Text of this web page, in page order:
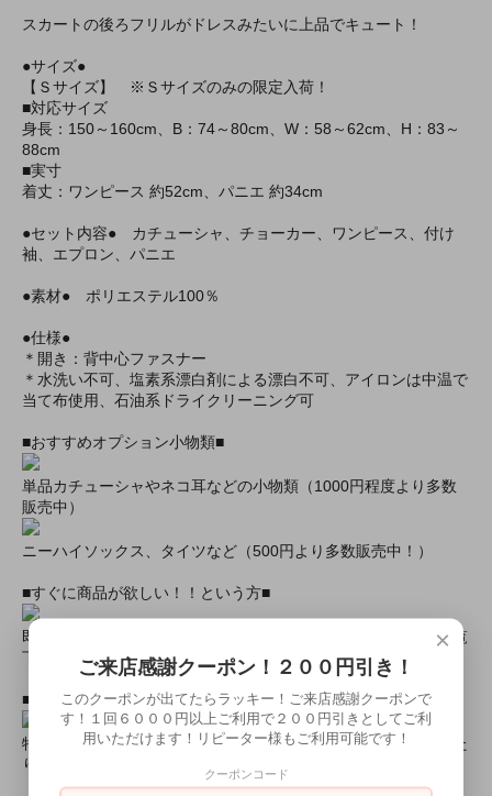
スカートの後ろフリルがドレスみたいに上品でキュート！
●サイズ●
【Ｓサイズ】 ※Ｓサイズのみの限定入荷！
■対応サイズ
身長：150～160cm、B：74～80cm、W：58～62cm、H：83～
88cm
■実寸
着丈：ワンピース 約52cm、パニエ 約34cm
●セット内容● カチューシャ、チョーカー、ワンピース、付け
袖、エプロン、パニエ
●素材● ポリエステル100％
●仕様●
＊開き：背中心ファスナー
＊水洗い不可、塩素系漂白剤による漂白不可、アイロンは中温で
当て布使用、石油系ドライクリーニング可
■おすすめオプション小物類■
単品カチューシャやネコ耳などの小物類（1000円程度より多数
販売中）
ニーハイソックス、タイツなど（500円より多数販売中！）
■すぐに商品が欲しい！！という方■
即日配達商品一覧がございますので、よろしければそちらをご覧
下さいませ。
■とにかく安くて高品質な商品が欲しい！という方■
特別割引商品を掲載しています！最大８０％引きの商品もあった
りします！
×
ご来店感謝クーポン！２００円引き！
このクーポンが出てたらラッキー！ご来店感謝クーポンで
す！１回６０００円以上ご利用で２００円引きとしてご利
用いただけます！リピーター様もご利用可能です！
クーポンコード